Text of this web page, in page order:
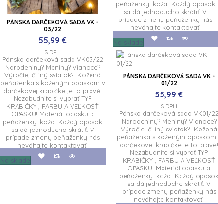
PÁNSKA DARČEKOVÁ SADA VK -
03/22
55,99 €
S DPH
Pánska darčeková sada VK03/22
Narodeniny? Meniny? Vianoce?
Výročie, či iný sviatok? Kožená
peňaženka s koženým opaskom v
darčekovej krabičke je to pravé!
Nezabudnite si vybrať TYP
KRABIČKY , FARBU A VEĽKOSŤ
OPASKU! Materiál opasku a
peňaženky: koža Každý opasok
sa dá jednoducho skrátiť. V
prípade zmeny peňaženky nás
neváhajte kontaktovať.
Na sklade
peňaženky: koža Každý opasok
sa dá jednoducho skrátiť. V
prípade zmeny peňaženky nás
neváhajte kontaktovať.
Na sklade
PÁNSKA DARČEKOVÁ SADA VK -
01/22
55,99 €
S DPH
Pánska darčeková sada VK01/
Narodeniny? Meniny? Vianoce?
Výročie, či iný sviatok? Kožená
peňaženka s koženým opaskom
darčekovej krabičke je to pravé!
Nezabudnite si vybrať TYP
KRABIČKY , FARBU A VEĽKOSŤ
OPASKU! Materiál opasku a
peňaženky: koža Každý
sa dá jednoducho skrátiť. V
prípade zmeny peňaženky nás
neváhajte kontaktovať.